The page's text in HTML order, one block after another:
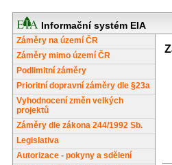
Informační systém EIA
Záměry na území ČR
Záměry mimo území ČR
Podlimitní záměry
Prioritní dopravní záměry dle §23a
Vyhodnocení změn velkých
projektů
Záměry dle zákona 244/1992 Sb.
Legislativa
Autorizace - pokyny a sdělení